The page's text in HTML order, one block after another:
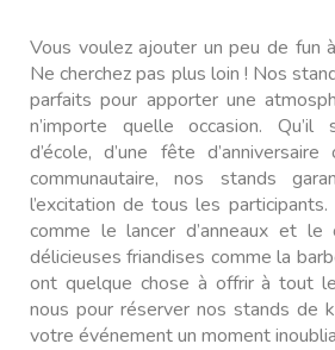
Vous voulez ajouter un peu de fun
Ne cherchez pas plus loin ! Nos
parfaits pour apporter une
n’importe quelle occasion. Qu’il
d’école, d’une fête
communautaire, nos stands
l’excitation de tous les
comme le lancer d’anneaux et le
délicieuses friandises comme la
ont quelque chose à offrir à tout
nous pour réserver nos stands de
votre événement un moment